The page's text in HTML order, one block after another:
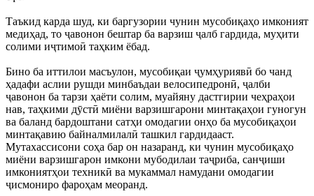
Таъкид карда шуд, ки баргузории чунин мусобиқаҳо имконият
медиҳад, то ҷавонон бештар ба варзиш ҷалб гардида, муҳити
солими иҷтимоӣ таҳким ёбад.
Бино ба иттилои масъулон, мусобиқаи ҷумҳуриявӣ бо чанд
ҳадафи аслии рушди минбаъдаи велосипедронӣ, ҷалби
ҷавонон ба тарзи ҳаёти солим, муайяну дастгирии чеҳраҳои
нав, таҳкими дӯстӣ миёни варзишгарони минтақаҳои гуногун
ва баланд бардоштани сатҳи омодагии онҳо ба мусобиқаҳои
минтақавию байналмилалӣ ташкил гардидааст.
Мутахассисони соҳа бар он назаранд, ки чунин мусобиқаҳо
миёни варзишгарон имкони мубодилаи таҷриба, санҷиши
имкониятҳои техникӣ ва мукаммал намудани омодагии
ҷисмониро фароҳам меоранд.